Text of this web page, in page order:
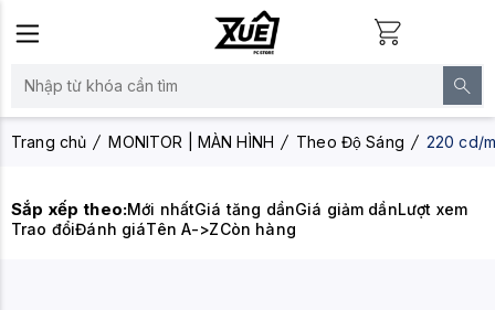
Trang chủ MONITOR | MÀN HÌNH Theo Độ Sáng 220 cd/
Sắp xếp theo:Mới nhấtGiá tăng dầnGiá giảm dầnLượt xem
Trao đổiĐánh giáTên A->ZCòn hàng